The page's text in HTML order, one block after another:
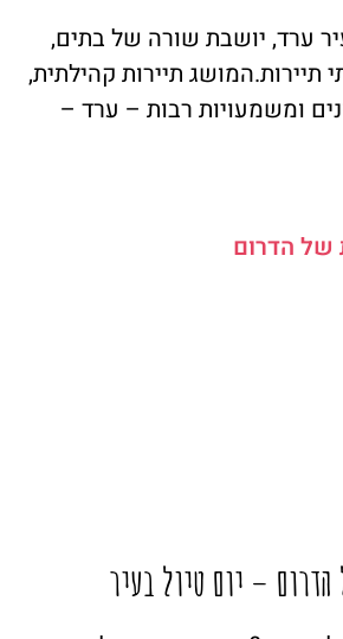
ערד, יושבת שורה של בתים,
תיירות.המושג תיירות קהילתית,
ומשמעויות רבות – ערד –
– יום טיול בעיר